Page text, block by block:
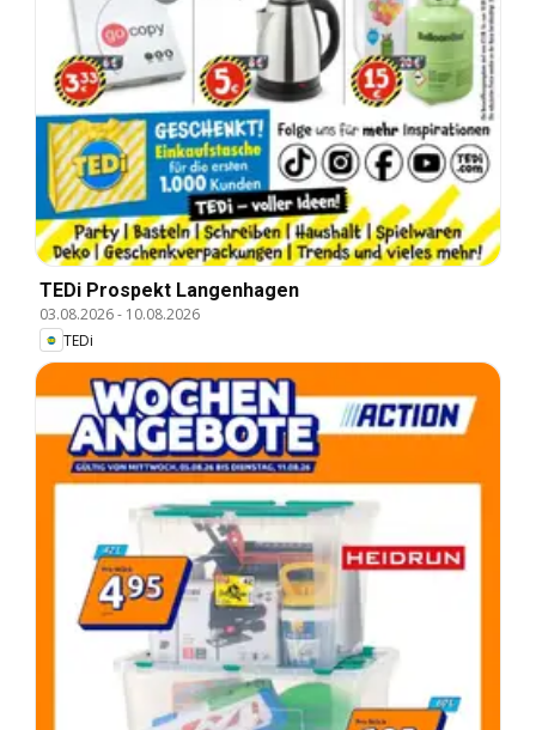
TEDi Prospekt Langenhagen
03.08.2026- 10.08.2026
TEDi